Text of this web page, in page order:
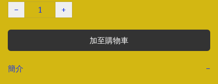
−
+
加至購物車
簡介
−